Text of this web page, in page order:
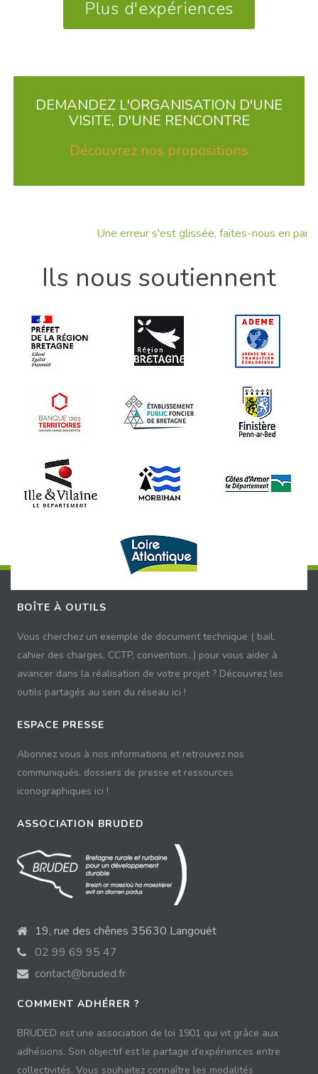
Plus d'expériences
DEMANDEZ L'ORGANISATION D'UNE
VISITE, D'UNE RENCONTRE
Découvrez nos propositions
Une erreur s'est glissée, faites-nous en part !
Ils nous soutiennent
BOÎTE À OUTILS
Vous cherchez un exemple de document technique ( bail,
cahier des charges, CCTP, convention...) pour vous aider à
avancer dans la réalisation de votre projet ? Découvrez les
outils partagés au sein du réseau ici !
ESPACE PRESSE
Abonnez vous à nos informations et retrouvez nos
communiqués, dossiers de presse et ressources
iconographiques ici !
ASSOCIATION BRUDED
19, rue des chênes 35630 Langouët
02 99 69 95 47
contact@bruded.fr
COMMENT ADHÉRER ?
BRUDED est une association de loi 1901 qui vit grâce aux
adhésions. Son objectif est le partage d’expériences entre
collectivités. Vous souhaitez connaître les modalités